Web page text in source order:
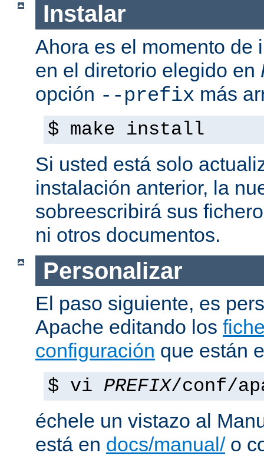
Instalar
Ahora es el momento de
en el diretorio elegido en
opción --prefix más
$ make install
Si usted está solo
instalación anterior, la
sobreescribirá sus
ni otros documentos.
Personalizar
El paso siguiente, es
Apache editando los
configuración que están
$ vi PREFIX/conf/
échele un vistazo al
está en docs/manual/o